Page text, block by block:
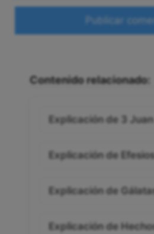
Contenido relacionado:
Explicación de 3 Juan
Explicación de
Explicación de
Explicación de